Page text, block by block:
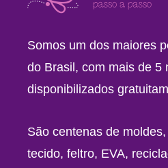
Somos um dos maiores
do Brasil, com mais de 5
disponibilizados
São centenas de
tecido, feltro, EVA,